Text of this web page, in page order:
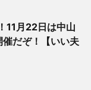
11月22日は中山
だぞ！【いい夫